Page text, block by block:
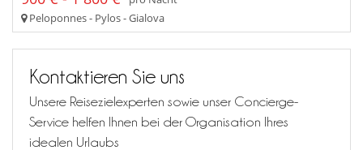
Peloponnes - Pylos - Gialova
Kontaktieren Sie uns
Unsere Reisezielexperten sowie unser Concierge-
Service helfen Ihnen bei der Organisation Ihres
idealen Urlaubs